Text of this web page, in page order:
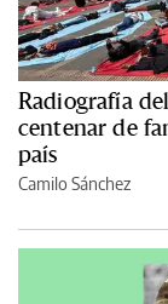
Radiografía
centenar de
país
Camilo Sánchez